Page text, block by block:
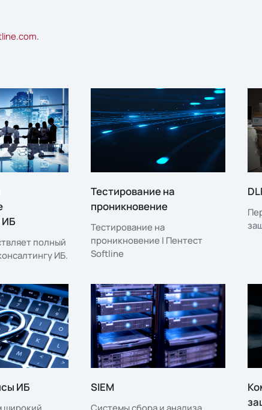
.
ИБ
полный
ИБ.
Тестирование на
проникновение
Тестирование на
проникновение | Пентест
Softline
ИБ
широкий
SIEM
Системы сбора и анализа